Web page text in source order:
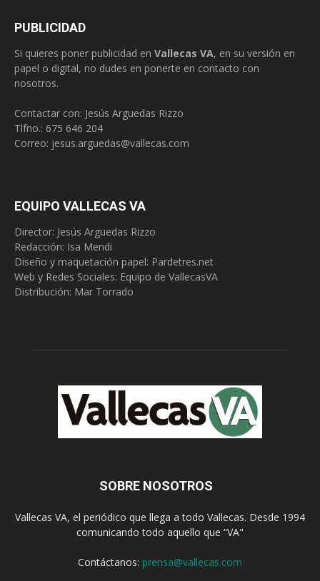
PUBLICIDAD
Si quieres poner publicidad en Vallecas VA, en su versión en
papel o digital, no dudes en ponerte en contacto con
nosotros.
Contactar con: Jesús Arguedas Rizzo
Tlfno.: 675 646 204
Correo: jesus.arguedas@vallecas.com
EQUIPO VALLECAS VA
Director: Jesús Arguedas Rizzo
Redacción: Isa Mendi
Diseño y maquetación papel: Pardetres.net
Web y Redes Sociales: Equipo de VallecasVA
Distribución: Mar Torrado
SOBRE NOSOTROS
Vallecas VA, el periódico que llega a todo Vallecas. Desde 1994
comunicando todo aquello que “VA"
Contáctanos: prensa@vallecas.com